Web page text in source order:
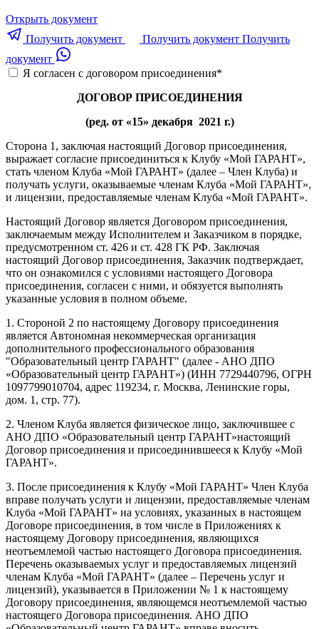
Открыть документ
Получить документ
Получить документ Получить
документ
Я согласен с договором присоединения*
ДОГОВОР ПРИСОЕДИНЕНИЯ
(ред. от «15» декабря 2021 г.)
Сторона 1, заключая настоящий Договор присоединения,
выражает согласие присоединиться к Клубу «Мой ГАРАНТ»,
стать членом Клуба «Мой ГАРАНТ» (далее – Член Клуба) и
получать услуги, оказываемые членам Клуба «Мой ГАРАНТ»,
и лицензии, предоставляемые членам Клуба «Мой ГАРАНТ».
Настоящий Договор является Договором присоединения,
заключаемым между Исполнителем и Заказчиком в порядке,
предусмотренном ст. 426 и ст. 428 ГК РФ. Заключая
настоящий Договор присоединения, Заказчик подтверждает,
что он ознакомился с условиями настоящего Договора
присоединения, согласен с ними, и обязуется выполнять
указанные условия в полном объеме.
1. Стороной 2 по настоящему Договору присоединения
является Автономная некоммерческая организация
дополнительного профессионального образования
"Образовательный центр ГАРАНТ" (далее - АНО ДПО
«Образовательный центр ГАРАНТ») (ИНН 7729440796, ОГРН
1097799010704, адрес 119234, г. Москва, Ленинские горы,
дом. 1, стр. 77).
2. Членом Клуба является физическое лицо, заключившее с
АНО ДПО «Образовательный центр ГАРАНТ»настоящий
Договор присоединения и присоединившееся к Клубу «Мой
ГАРАНТ».
3. После присоединения к Клубу «Мой ГАРАНТ» Член Клуба
вправе получать услуги и лицензии, предоставляемые членам
Клуба «Мой ГАРАНТ» на условиях, указанных в настоящем
Договоре присоединения, в том числе в Приложениях к
настоящему Договору присоединения, являющихся
неотъемлемой частью настоящего Договора присоединения.
Перечень оказываемых услуг и предоставляемых лицензий
членам Клуба «Мой ГАРАНТ» (далее – Перечень услуг и
лицензий), указывается в Приложении № 1 к настоящему
Договору присоединения, являющемся неотъемлемой частью
настоящего Договора присоединения. АНО ДПО